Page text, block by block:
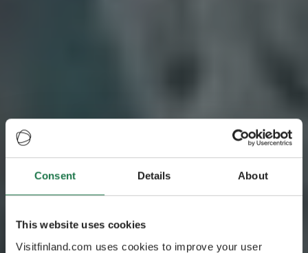
Consent Details About
This website uses cookies
Visitfinland.com uses cookies to improve your user
Ruta
Naturaleza ártica
de Laponia